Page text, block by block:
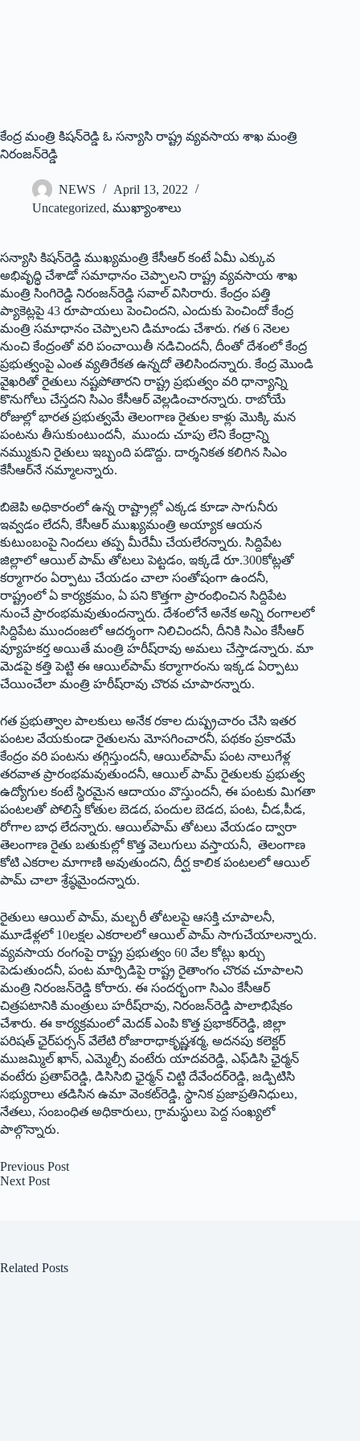
కేంద్ర మంత్రి కిషన్‌రెడ్డి ఓ సన్యాసి రాష్ట్ర వ్యవసాయ శాఖ మంత్రి
నిరంజన్‌రెడ్డి
NEWS
April 13, 2022
Uncategorized, ముఖ్యాంశాలు
సన్యాసి కిషన్‌రెడ్డి ముఖ్యమంత్రి కేసీఆర్‌ ‌కంటే ఏమీ ఎక్కువ
అభివృద్ధి చేశాడో సమాధానం చెప్పాలని రాష్ట్ర వ్యవసాయ శాఖ
మంత్రి సింగిరెడ్డి నిరంజన్‌రెడ్డి సవాల్‌ ‌విసిరారు. కేంద్రం పత్తి
ప్యాకెట్లపై 43 రూపాయలు పెంచిందని, ఎందుకు పెంచిందో కేంద్ర
మంత్రి సమాధానం చెప్పాలని డిమాండు చేశారు. గత 6 నెలల
నుంచి కేంద్రంతో వరి పంచాయితీ నడిచిందనీ, దీంతో దేశంలో కేంద్ర
ప్రభుత్వంపై ఎంత వ్యతిరేకత ఉన్నదో తెలిసిందన్నారు. కేంద్ర మొండి
వైఖరితో రైతులు నష్టపోతారని రాష్ట్ర ప్రభుత్వం వరి ధాన్యాన్ని
కొనుగోలు చేస్తదని సిఎం కేసీఆర్‌ ‌వెల్లడించారన్నారు. రాబోయే
రోజుల్లో భారత ప్రభుత్వమే తెలంగాణ రైతుల కాళ్లు మొక్కి మన
పంటను తీసుకుంటుందనీ, ముందు చూపు లేని కేంద్రాన్ని
నమ్ముకుని రైతులు ఇబ్బంది పడొద్దు. దార్శనికత కలిగిన సిఎం
కేసీఆర్‌నే నమ్మాలన్నారు.
బిజెపి అధికారంలో ఉన్న రాష్ట్రాల్లో ఎక్కడ కూడా సాగునీరు
ఇవ్వడం లేదనీ, కేసీఆర్‌ ‌ముఖ్యమంత్రి అయ్యాక ఆయన
కుటుంబంపై నిందలు తప్ప మీరేమీ చేయలేరన్నారు. సిద్దిపేట
జిల్లాలో ఆయిల్‌ ‌పామ్‌ ‌తోటలు పెట్టడం, ఇక్కడే రూ.300కోట్లతో
కర్మాగారం ఏర్పాటు చేయడం చాలా సంతోషంగా ఉందనీ,
రాష్ట్రంలో ఏ కార్యక్రమం, ఏ పని కొత్తగా ప్రారంభించిన సిద్దిపేట
నుంచే ప్రారంభమవుతుందన్నారు. దేశంలోనే అనేక అన్ని రంగాలలో
సిద్దిపేట ముందంజలో ఆదర్శంగా నిలిచిందనీ, దీనికి సిఎం కేసీఆర్‌
‌వ్యూహకర్త అయితే మంత్రి హరీష్‌రావు అమలు చేస్తాడన్నారు. మా
మెడపై కత్తి పెట్టి ఈ ఆయిల్‌పామ్‌ ‌కర్మాగారంను ఇక్కడ ఏర్పాటు
చేయించేలా మంత్రి హరీష్‌రావు చొరవ చూపారన్నారు.
గత ప్రభుత్వాల పాలకులు అనేక రకాల దుష్ప్రచారం చేసి ఇతర
పంటల వేయకుండా రైతులను మోసగించారనీ, పథకం ప్రకారమే
కేంద్రం వరి పంటను తగ్గిస్తుందనీ, ఆయిల్‌పామ్‌ ‌పంట నాలుగేళ్ల
తరవాత ప్రారంభమవుతుందనీ, ఆయిల్‌ ‌పామ్‌ ‌రైతులకు ప్రభుత్వ
ఉద్యోగుల కంటే స్థిరమైన ఆదాయం వొస్తుందనీ, ఈ పంటకు మిగతా
పంటలతో పోలిస్తే కోతుల బెడద, పందుల బెడద, పంట, చీడ,పీడ,
రోగాల బాధ లేదన్నారు. ఆయిల్‌పామ్‌ ‌తోటలు వేయడం ద్వారా
తెలంగాణ రైతు బతుకుల్లో కొత్త వెలుగులు వస్తాయనీ, తెలంగాణ
కోటి ఎకరాల మాగాణి అవుతుందని, దీర్ఘ కాలిక పంటలలో ఆయిల్‌
‌పామ్‌ ‌చాలా శ్రేష్ఠమైందన్నారు.
రైతులు ఆయిల్‌ ‌పామ్‌, ‌మల్బరీ తోటలపై ఆసక్తి చూపాలనీ,
మూడేళ్లలో 10లక్షల ఎకరాలలో ఆయిల్‌ ‌పామ్‌ ‌సాగుచేయాలన్నారు.
వ్యవసాయ రంగంపై రాష్ట్ర ప్రభుత్వం 60 వేల కోట్లు ఖర్చు
పెడుతుందనీ, పంట మార్పిడిపై రాష్ట్ర రైతాంగం చొరవ చూపాలని
మంత్రి నిరంజన్‌రెడ్డి కోరారు. ఈ సందర్భంగా సిఎం కేసీఆర్‌
‌చిత్రపటానికి మంత్రులు హరీష్‌రావు, నిరంజన్‌రెడ్డి పాలాభిషేకం
చేశారు. ఈ కార్యక్రమంలో మెదక్‌ ఎం‌పి కొత్త ప్రభాకర్‌రెడ్డి, జిల్లా
పరిషత్‌ ‌ఛైర్‌పర్సన్‌ ‌వేలేటి రోజారాధాకృష్ణశర్మ, అదనపు కలెక్టర్‌
‌ముజమ్మిల్‌ ‌ఖాన్‌, ఎమ్మెల్సీ వంటేరు యాదవరెడ్డి, ఎఫ్‌డిసి ఛైర్మన్‌
‌వంటేరు ప్రతాప్‌రెడ్డి, డిసిసిబి ఛైర్మన్‌ ‌చిట్టి దేవేందర్‌రెడ్డి, జడ్పిటిసి
సభ్యురాలు తడిసిన ఉమా వెంకట్‌రెడ్డి, స్థానిక ప్రజాప్రతినిధులు,
నేతలు, సంబంధిత అధికారులు, గ్రామస్థులు పెద్ద సంఖ్యలో
పాల్గొన్నారు.
Previous Post
Next Post
Related Posts